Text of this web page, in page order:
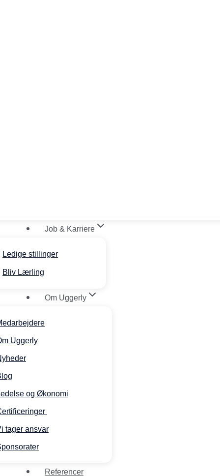
Job & Karriere
Ledige stillinger
Bliv Lærling
Om Uggerly
Uggerly
og Økonomi
tager ansvar
Referencer